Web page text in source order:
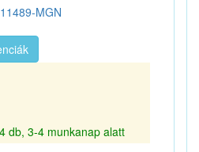
MGN
db, 3-4 munkanap alatt